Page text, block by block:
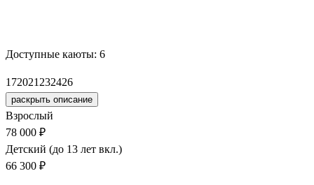
Доступные каюты: 6
172021 232426
раскрыть описание
Взрослый
78 000 ₽
Детский (до 13 лет вкл.)
66 300 ₽